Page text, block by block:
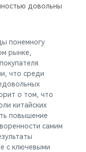
довольны
понемногу
рынке,
что среди
о том, что
китайских
повышение
самим
с ключевыми